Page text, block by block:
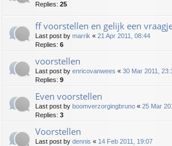
Replies: 25
ff voorstellen en gelijk een
Last post by marrik « 21 Apr 2011, 08:44
Replies: 6
voorstellen
Last post by enricovanwees « 30 Mar 2011,
Replies: 9
Even voorstellen
Last post by boomverzorgingbruno « 25 Mar
Replies: 3
Voorstellen
Last post by dennis « 14 Feb 2011, 19:07